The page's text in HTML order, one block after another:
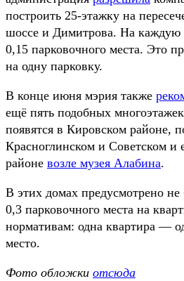
построить 25-этажку на
шоссе и Димитрова. На каждую
0,15 парковочного места. Это
на одну парковку.
В конце июня мэрия также
ещё пять подобных
появятся в Кировском районе,
Красноглинском и Советском
районе возле музея Алабина.
В этих домах предусмотрено
0,3 парковочного места на
нормативам: одна квартира —
место.
Фото обложки отсюда